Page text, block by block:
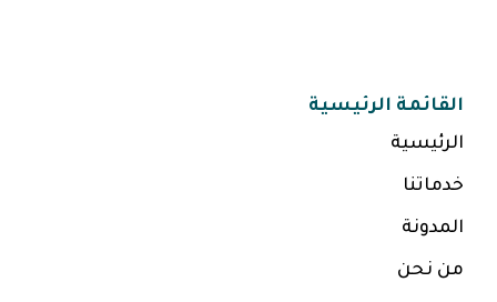
القائمة الرئيسية
الرئيسية
خدماتنا
المدونة
من نحن